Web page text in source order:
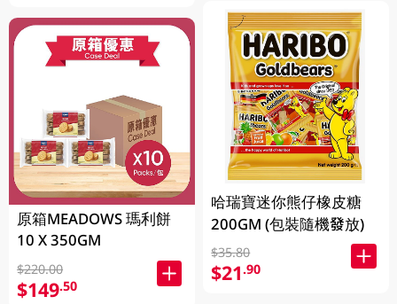
原箱MEADOWS 瑪利餅
10 X 350GM
$220.00
$149.50
哈瑞寶迷你熊仔橡皮糖
200GM (包裝隨機發放)
$35.80
$21.90